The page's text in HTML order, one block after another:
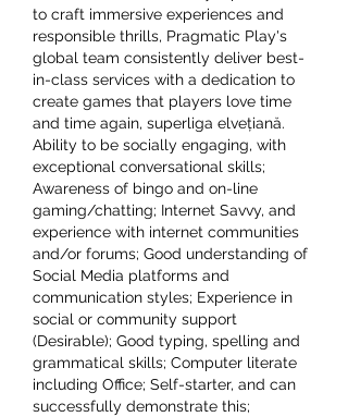
to craft immersive experiences and
responsible thrills, Pragmatic Play's
global team consistently deliver best-
in-class services with a dedication to
create games that players love time
and time again, superliga elvețiană.
Ability to be socially engaging, with
exceptional conversational skills;
Awareness of bingo and on-line
gaming/chatting; Internet Savvy, and
experience with internet communities
and/or forums; Good understanding of
Social Media platforms and
communication styles; Experience in
social or community support
(Desirable); Good typing, spelling and
grammatical skills; Computer literate
including Office; Self-starter, and can
successfully demonstrate this;